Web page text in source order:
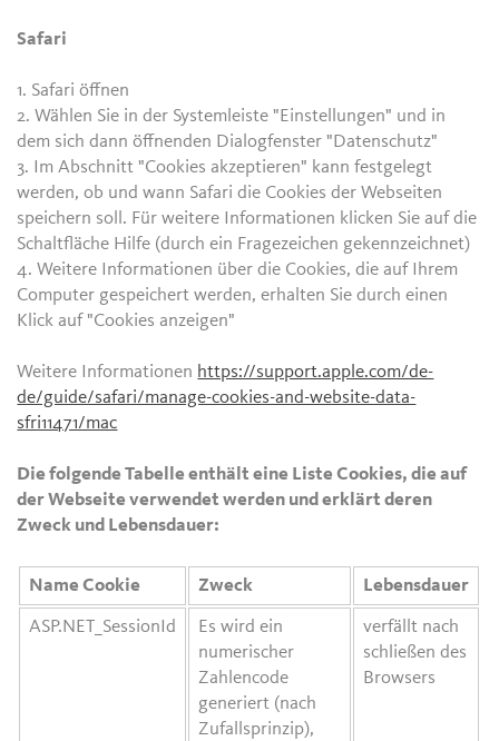
Safari
1. Safari öffnen
2. Wählen Sie in der Systemleiste "Einstellungen" und in
dem sich dann öffnenden Dialogfenster "Datenschutz"
3. Im Abschnitt "Cookies akzeptieren" kann festgelegt
werden, ob und wann Safari die Cookies der Webseiten
speichern soll. Für weitere Informationen klicken Sie auf die
Schaltfläche Hilfe (durch ein Fragezeichen gekennzeichnet)
4. Weitere Informationen über die Cookies, die auf Ihrem
Computer gespeichert werden, erhalten Sie durch einen
Klick auf "Cookies anzeigen"
Weitere Informationen https://support.apple.com/de-
de/guide/safari/manage-cookies-and-website-data-
sfri11471/mac
Die folgende Tabelle enthält eine Liste Cookies, die auf
der Webseite verwendet werden und erklärt deren
Zweck und Lebensdauer:
Name Cookie Zweck Lebensdauer
ASP.NET_SessionId
Es wird ein
numerischer
Zahlencode
generiert (nach
Zufallsprinzip),
verfällt nach
schließen des
Browsers